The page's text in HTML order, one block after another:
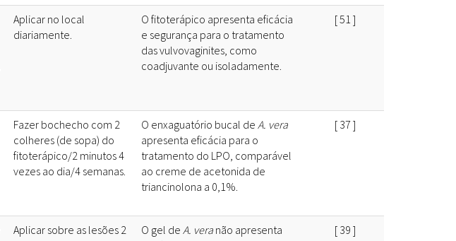
Aplicar no local
diariamente.
O fitoterápico apresenta eficácia
e segurança para o tratamento
das vulvovaginites, como
coadjuvante ou isoladamente.
[51 ]
Fazer bochecho com 2
colheres (de sopa) do
fitoterápico/2 minutos 4
vezes ao dia/4 semanas.
O enxaguatório bucal de A. vera
apresenta eficácia para o
tratamento do LPO, comparável
ao creme de acetonida de
triancinolona a 0,1%.
[ 37 ]
Aplicar sobre as lesões 2
O gel de A. vera não apresenta
[ 39 ]